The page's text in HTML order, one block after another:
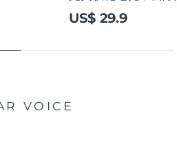
US$ 29.9
VOICE